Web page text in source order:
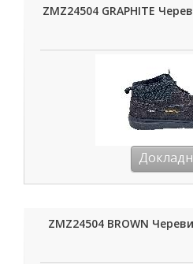
ZMZ24504 GRAPHITE
ZMZ24504 BROWN